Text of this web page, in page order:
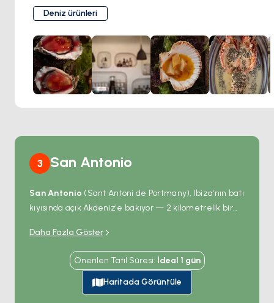
Çarpıcı Cala Jondal koyunda yer alan Jondal, İbiza'nın en
iyilerini kutluyor. Lezzetle dolu mevsimlik deniz ürünleri
yemekleri, rahat bir atmosfer ve çevreye kusursuz bir
şekilde uyum sağlayan, adadan ilham alan şık bir dekor
bekleyebilirsiniz.
Deniz ürünleri
3 San Antonio
San Antonio (Sant Antoni de Portmany), Ibiza'nın batı
kıyısında açık Akdeniz'e bakıyor — 2 kilometrelik bir
olan büyük doğal bir körfezin etrafına kurulu.
körfezin batı kıyısı boyunca uzanıyor; Café del
Mar ve Café Mambo 1980'lerde burada gün batımı-
müzik-bar formatını icat etti ve önündeki plaj her
akşam güneşin denize batışını izlemek için binlerce
Daha Fazla Göster
Önerilen Tatil Süresi: İdeal 1 gün
Haritada Görüntüle